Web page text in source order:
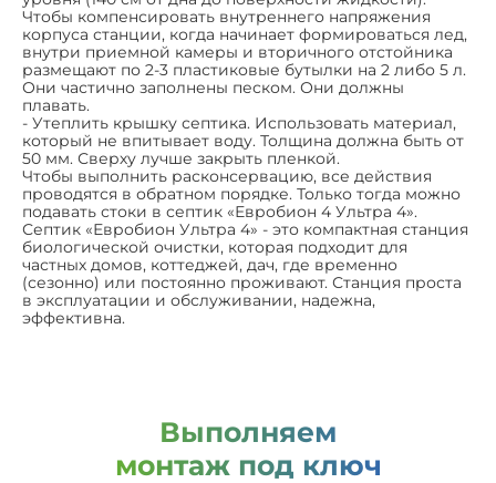
Чтобы компенсировать внутреннего напряжения
корпуса станции, когда начинает формироваться лед,
внутри приемной камеры и вторичного отстойника
размещают по 2-3 пластиковые бутылки на 2 либо 5 л.
Они частично заполнены песком. Они должны
плавать.
- Утеплить крышку септика. Использовать материал,
который не впитывает воду. Толщина должна быть от
50 мм. Сверху лучше закрыть пленкой.
Чтобы выполнить расконсервацию, все действия
проводятся в обратном порядке. Только тогда можно
подавать стоки в септик «Евробион 4 Ультра 4».
Септик «Евробион Ультра 4» - это компактная станция
биологической очистки, которая подходит для
частных домов, коттеджей, дач, где временно
(сезонно) или постоянно проживают. Станция проста
в эксплуатации и обслуживании, надежна,
эффективна.
Выполняем
монтаж под ключ